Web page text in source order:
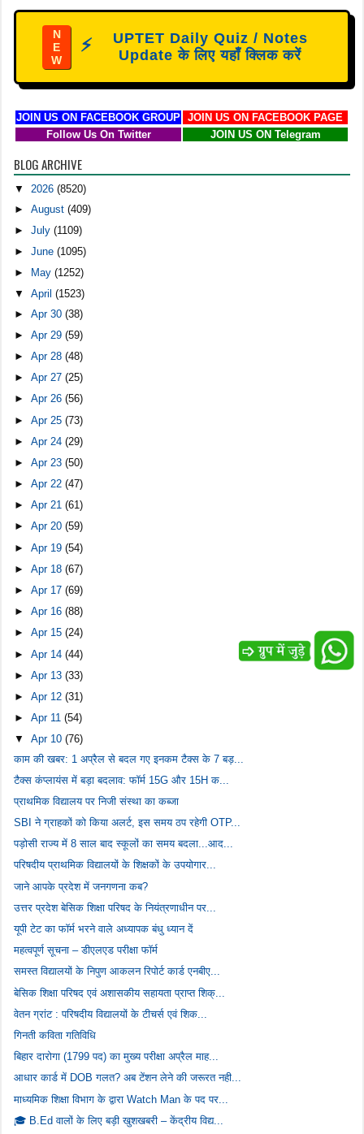
N
E
W
⚡
UPTET Daily Quiz / Notes
Update के लिए यहाँ क्लिक करें
JOIN US ON FACEBOOK GROUP
JOIN US ON FACEBOOK PAGE
Follow Us On Twitter
JOIN US ON Telegram
BLOG ARCHIVE
▼2026(8520)
►August(409)
►July(1109)
►June(1095)
►
May(1252)
▼April(1523)
►Apr 30(38)
►Apr 29(59)
►Apr 28(48)
►Apr 27(25)
►Apr 26(56)
►Apr 25(73)
►Apr 24(29)
►Apr 23(50)
►Apr 22(47)
►Apr 21(61)
►Apr 20(59)
►Apr 19(54)
►Apr 18(67)
►Apr 17(69)
►Apr 16(88)
►Apr 15(24)
►Apr 14(44)
►Apr 13(33)
►Apr 12(31)
►Apr 11(54)
▼Apr 10(76)
काम की खबर: 1 अप्रैल से बदल गए इनकम टैक्स के 7 बड़...
टैक्स कंप्लायंस में बड़ा बदलाव: फॉर्म 15G और 15H क...
प्राथमिक विद्यालय पर निजी संस्था का कब्जा
SBI ने ग्राहकों को किया अलर्ट, इस समय ठप रहेगी OTP...
पड़ोसी राज्य में 8 साल बाद स्कूलों का समय बदला...आद...
परिषदीय प्राथमिक विद्यालयों के शिक्षकों के उपयोगार...
जाने आपके प्रदेश में जनगणना कब?
उत्तर प्रदेश बेसिक शिक्षा परिषद के नियंत्रणाधीन पर...
यूपी टेट का फॉर्म भरने वाले अध्यापक बंधु ध्यान दें
महत्वपूर्ण सूचना – डीएलएड परीक्षा फॉर्म
समस्त विद्यालयों के निपुण आकलन रिपोर्ट कार्ड एनबीए...
बेसिक शिक्षा परिषद एवं अशासकीय सहायता प्राप्त शिक्...
वेतन ग्रांट : परिषदीय विद्यालयों के टीचर्स एवं शिक...
गिनती कविता गतिविधि
बिहार दारोगा (1799 पद) का मुख्य परीक्षा अप्रैल माह...
आधार कार्ड में DOB गलत? अब टेंशन लेने की जरूरत नही...
माध्यमिक शिक्षा विभाग के द्वारा Watch Man के पद पर...
🎓 B.Ed वालों के लिए बड़ी खुशखबरी – केंद्रीय विद्य...